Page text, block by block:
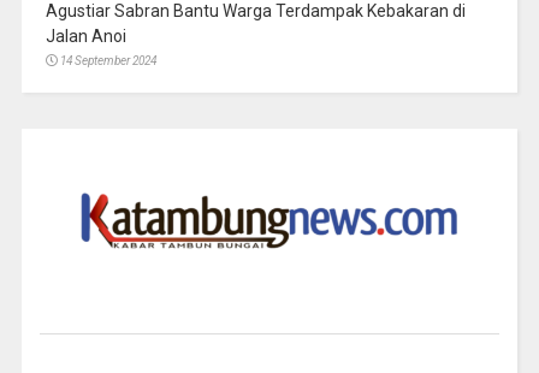
Agustiar Sabran Bantu Warga Terdampak Kebakaran di
Jalan Anoi
14 September 2024